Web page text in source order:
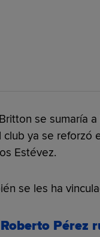
se sumaría
club ya se
Estévez.
se les ha
Pérez